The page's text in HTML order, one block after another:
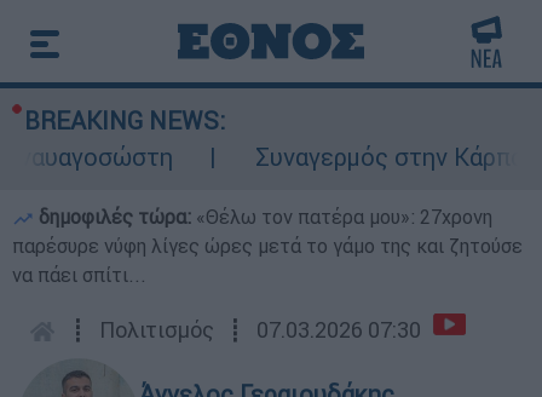
BREAKING NEWS:
Συναγερμός στην Κάρπαθο:
δημοφιλές τώρα: «Θέλω τον πατέρα μου»: 27χρονη
παρέσυρε νύφη λίγες ώρες μετά το γάμο της και ζητούσε
να πάει σπίτι...
┋ Πολιτισμός ┋ 07.03.2026 07:30